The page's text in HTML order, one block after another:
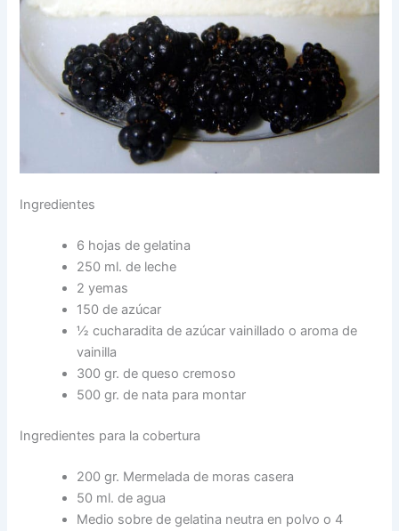
Ingredientes
6 hojas de gelatina
250 ml. de leche
2 yemas
150 de azúcar
½ cucharadita de azúcar vainillado o aroma de
vainilla
300 gr. de queso cremoso
500 gr. de nata para montar
Ingredientes para la cobertura
200 gr. Mermelada de moras casera
50 ml. de agua
Medio sobre de gelatina neutra en polvo o 4